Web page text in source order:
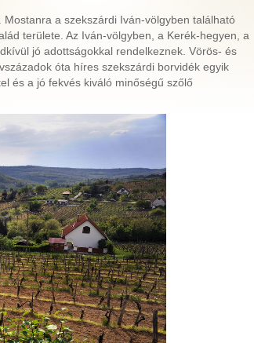
a szekszárdi Iván-völgyben található
területe. Az Iván-völgyben, a Kerék-hegyen, a
jó adottságokkal rendelkeznek. Vörös- és
óta híres szekszárdi borvidék egyik
és a jó fekvés kiváló minőségű szőlő